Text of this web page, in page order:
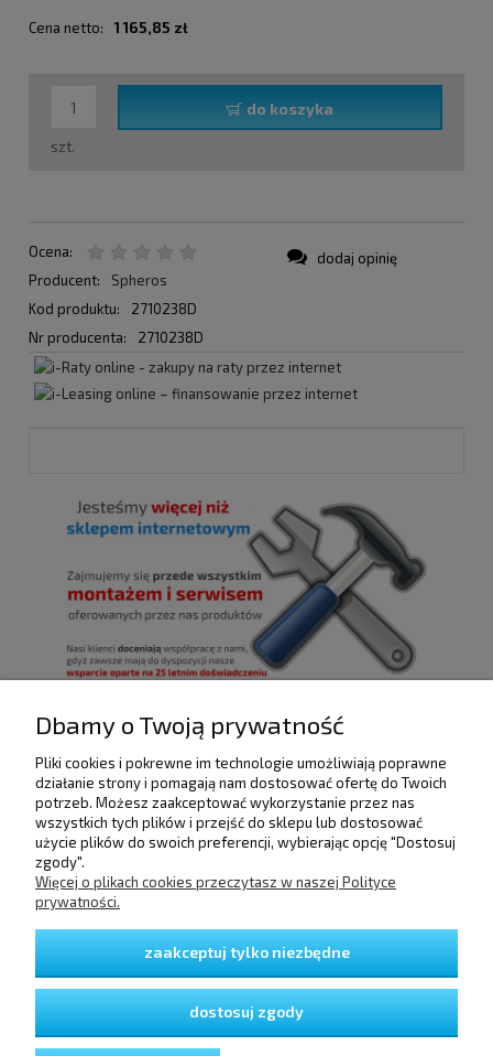
Cena netto: 1 165,85 zł
szt.
do koszyka
Ocena:
Producent:
Spheros
Kod produktu:
2710238D
Nr producenta:
2710238D
dodaj opinię
POMOC
DOSTAWA I PŁATNOŚCI
GWARANCJA I ZWROTY
Dbamy o Twoją prywatność
Pliki cookies i pokrewne im technologie umożliwiają poprawne
działanie strony i pomagają nam dostosować ofertę do Twoich
potrzeb. Możesz zaakceptować wykorzystanie przez nas
wszystkich tych plików i przejść do sklepu lub dostosować
użycie plików do swoich preferencji, wybierając opcję "Dostosuj
zgody".
Więcej o plikach cookies przeczytasz w naszej Polityce
prywatności.
zaakceptuj tylko niezbędne
dostosuj zgody